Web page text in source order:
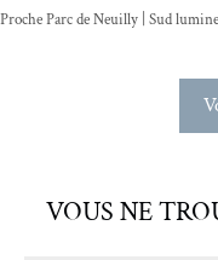
Proche Parc de Neuilly | Sud
VOUS NE